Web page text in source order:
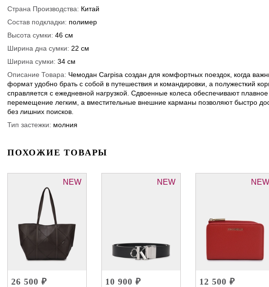
Страна Производства: Китай
Состав подкладки: полимер
Высота сумки: 46 см
Ширина дна сумки: 22 см
Ширина сумки: 34 см
Описание Товара: Чемодан Carpisa создан для комфортных поездок, когда
формат удобно брать с собой в путешествия и командировки, а полужесткий
справляется с ежедневной нагрузкой. Сдвоенные колеса обеспечивают
перемещение легким, а вместительные внешние карманы позволяют быстро
без лишних поисков.
Тип застежки: молния
ПОХОЖИЕ ТОВАРЫ
NEW
26 500 ₽
NEW
10 900 ₽
NEW
12 500 ₽